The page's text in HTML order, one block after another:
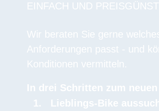
EINFACH UND
Wir beraten Sie gerne
Anforderungen passt - und
Konditionen vermitteln.
In drei Schritten zum
Lieblings-Bike